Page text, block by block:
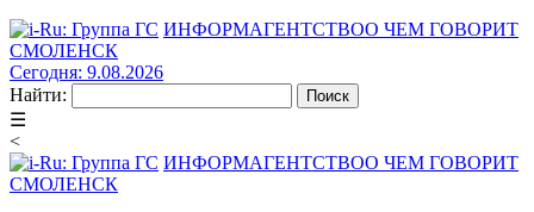
ИНФОРМАГЕНТСТВОО ЧЕМ ГОВОРИТ
СМОЛЕНСК
Сегодня: 9.08.2026
Найти:
☰
<
ИНФОРМАГЕНТСТВОО ЧЕМ ГОВОРИТ
СМОЛЕНСК